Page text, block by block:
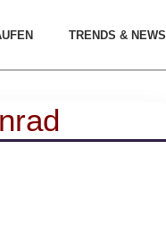
TRENDS & NEWS